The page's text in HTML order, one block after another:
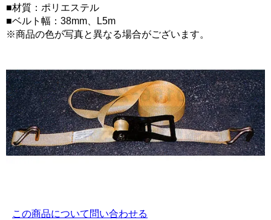
■材質：ポリエステル
■ベルト幅：38mm、L5m
※商品の色が写真と異なる場合がございます。
この商品について問い合わせる